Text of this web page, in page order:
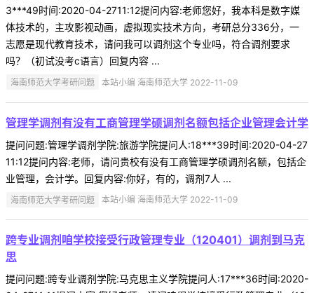
3***49时间:2020-04-2711:12提问内容:老师您好，我本科是数字媒
体技术的，主攻影视动画，虚拟现实技术方向，考研总分336分，一
志愿是现代教育技术，请问我可以调剂这个专业吗，符合调剂要求
吗？（初试没考c语言）回复内容 ...
海南师范大学考研问题 本站小编 海南师范大学 2022-11-09
管理学调剂有没有工商管理学硕调剂名额包括企业管理会计学
提问问题:管理学调剂学院:旅游学院提问人:18***39时间:2020-04-27
11:12提问内容:老师，请问贵校有没有工商管理学硕调剂名额，包括企
业管理，会计学。回复内容:你好，有的，调剂7人 ...
海南师范大学考研问题 本站小编 海南师范大学 2022-11-09
跨专业调剂咱学校接受行政管理专业（120401）调剂到马克
思
提问问题:跨专业调剂学院:马克思主义学院提问人:17***36时间:2020-